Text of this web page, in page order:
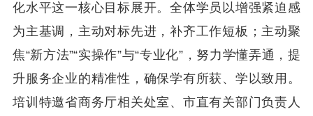
化水平这一核心目标展开。全体学员以增强紧迫感
为主基调，主动对标先进，补齐工作短板；主动聚
焦“新方法”“实操作”与“专业化”，努力学懂弄通，提
升服务企业的精准性，确保学有所获、学以致用。
培训特邀省商务厅相关处室、市直有关部门负责人